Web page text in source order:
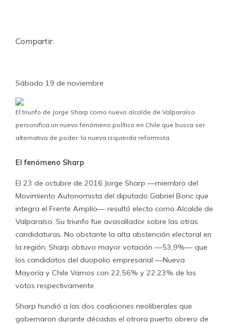
Compartir:
Sábado 19 de noviembre
El triunfo de Jorge Sharp como nuevo alcalde de Valparaíso
personifica un nuevo fenómeno político en Chile que busca ser
alternativa de poder: la nueva izquierda reformista.
El fenómeno Sharp
El 23 de octubre de 2016 Jorge Sharp —miembro del
Movimiento Autonomista del diputado Gabriel Boric que
integra el Frente Amplio— resultó electo como Alcalde de
Valparaíso. Su triunfo fue avasallador sobre las otras
candidaturas. No obstante la alta abstención electoral en
la región, Sharp obtuvo mayor votación —53,9%— que
los candidatos del duopolio empresarial —Nueva
Mayoría y Chile Vamos con 22,56% y 22,23% de los
votos respectivamente.
Sharp hundió a las dos coaliciones neoliberales que
gobernaron durante décadas el otrora puerto obrero de